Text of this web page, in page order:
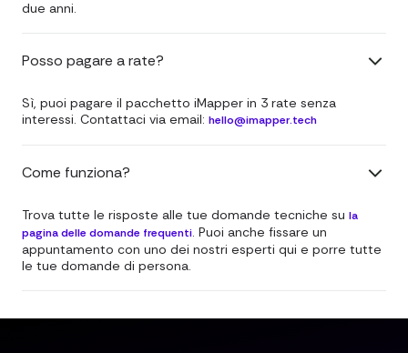
due anni.
Posso pagare a rate?
Sì, puoi pagare il pacchetto iMapper in 3 rate senza
interessi. Contattaci via email: hello@imapper.tech
Come funziona?
Trova tutte le risposte alle tue domande tecniche su la
pagina delle domande frequenti. Puoi anche fissare un
appuntamento con uno dei nostri esperti qui e porre tutte
le tue domande di persona.